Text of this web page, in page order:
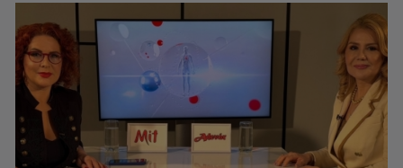
(P) Deratizare și dezinsecție: cum rezolvi o infestare de la
primele semne ...